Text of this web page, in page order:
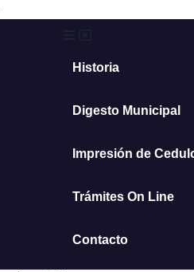
Historia
Digesto Municipal
Impresión de
Trámites On Line
Contacto